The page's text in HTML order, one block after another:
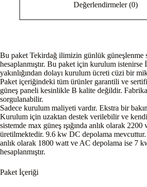
Değerlendirmeler (0)
Bu paket Tekirdağ ilimizin günlük güneşlenme
hesaplanmıştır. Bu paket için kurulum istenirse
yakınlığından dolayı kurulum ücreti cüzi bir
Paket içeriğindeki tüm ürünler garantili ve
güneş paneli kesinlikle B kalite değildir.
sorgulanabilir.
Sadece kurulum maliyeti vardır. Ekstra bir
Kurulum için uzaktan destek verilebilir ve
sistemde max güneş ışığında anlık olarak
üretilmektedir. 9.6 kw DC depolama mevcuttur.
anlık olarak 1800 watt ve AC depolama ise 7
hesaplanmıştır.
Paket İçeriği